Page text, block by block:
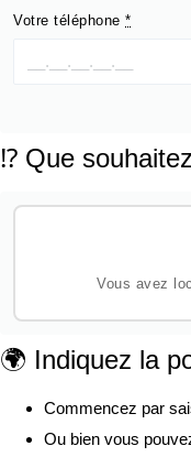
Votre téléphone *
⁉️ Que
Vous avez
🌍 Indiquez la
Commencez par
Ou bien vous